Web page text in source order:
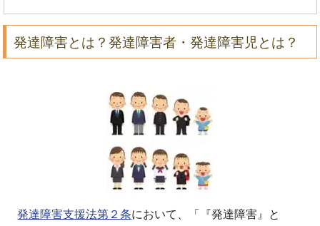
発達障害とは？発達障害者・発達障害児とは？
発達障害支援法第２条において、「『発達障害』と